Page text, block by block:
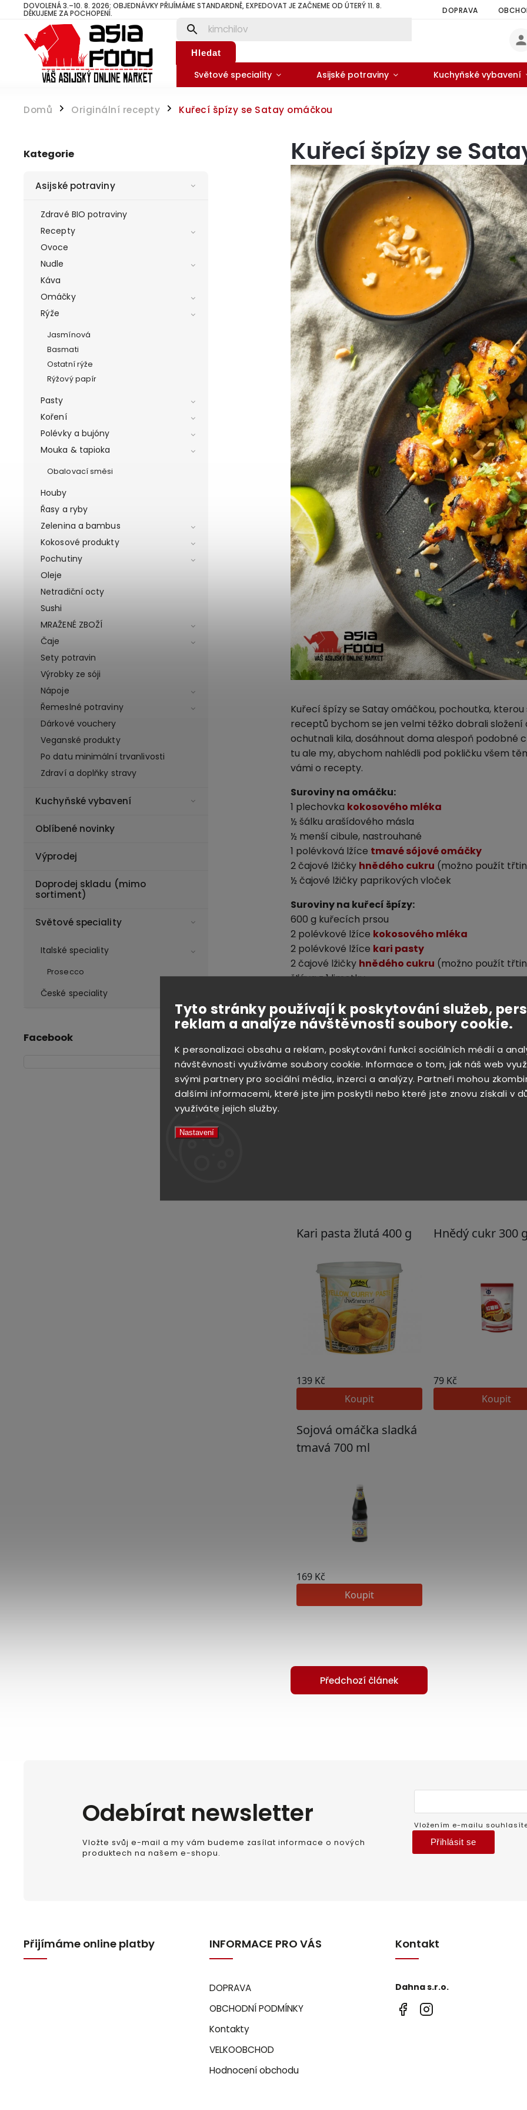
Tyto stránky používají k poskytování služeb,
reklam a analýze návštěvnosti soubory cookie.
K personalizaci obsahu a reklam, poskytování funkcí sociálních médií a
návštěvnosti využíváme soubory cookie. Informace o tom, jak náš web
svými partnery pro sociální média, inzerci a analýzy. Partneři mohou
dalšími informacemi, které jste jim poskytli nebo které jste znovu získali v
využíváte jejich služby.
Nastavení
DOVOLENÁ 3.–10. 8. 2026: OBJEDNÁVKY PŘIJÍMÁME STANDARDNĚ, EXPEDOVAT JE ZAČNEME OD ÚTERÝ 11. 8.
DĚKUJEME ZA POCHOPENÍ. DOPRAVA
Hledat
Světové speciality Asijské potraviny Kuchyňské vybavení
Domů / Originální recepty / Kuřecí špízy se Satay omáčkou
Kategorie
Asijské potraviny
Zdravé BIO potraviny
Recepty
Ovoce
Nudle
Káva
Omáčky
Rýže
Jasmínová
Basmati
Ostatní rýže
Rýžový papír
Pasty
Koření
Polévky a bujóny
Mouka & tapioka
Obalovací směsi
Houby
Řasy a ryby
Zelenina a bambus
Kokosové produkty
Pochutiny
Oleje
Netradiční octy
Sushi
MRAŽENÉ ZBOŽÍ
Čaje
Sety potravin
Výrobky ze sóji
Nápoje
Řemeslné potraviny
Dárkové vouchery
Veganské produkty
Po datu minimální trvanlivosti
Zdraví a doplňky stravy
Kuchyňské vybavení
Oblíbené novinky
Výprodej
Doprodej skladu (mimo
sortiment)
Světové speciality
Italské speciality
Prosecco
České speciality
Facebook
Kuřecí špízy se
Kuřecí špízy se Satay omáčkou, pochoutka,
receptů bychom se jen velmi těžko dobrali složení
ochutnali kila, dosáhnout doma alespoň podobné
tu ale my, abychom nahlédli pod pokličku všem
vámi o recepty.
Suroviny na omáčku:
1 plechovka kokosového mléka
½ šálku arašídového másla
½ menší cibule, nastrouhané
1 polévková lžíce tmavé sójové omáčky
2 čajové lžičky hnědého cukru (možno použít
½ čajové lžičky paprikových vloček
Suroviny na kuřecí špízy:
600 g kuřecích prsou
2 polévkové lžíce kokosového mléka
2 polévkové lžíce kari pasty
2 čajové lžičky hnědého cukru (možno použít
šťáva z 1 limetky
Postup :
Omáčka
paprikové vločky v pánvi. Přiveďte k varu a s
ohni. Stáhněte z plotny a udržujte teplé.
Kuřecí špízy
Kuřecí prsa nakrájejte na menší kousky.
, cukru a limetkové šťávy. Kuřecí maso
Marinované maso můžete nechat hodinu
Předchozí článek
Odebírat newsletter
Vložte svůj e-mail a my vám budeme zasílat informace o nových
produktech na našem e-shopu.
Vložením e-mailu
Přihlásit se
Přijímáme online platby INFORMACE PRO VÁS
DOPRAVA
OBCHODNÍ PODMÍNKY
Kontakty
VELKOOBCHOD
Hodnocení obchodu
Kontakt
Dahna s.r.o.